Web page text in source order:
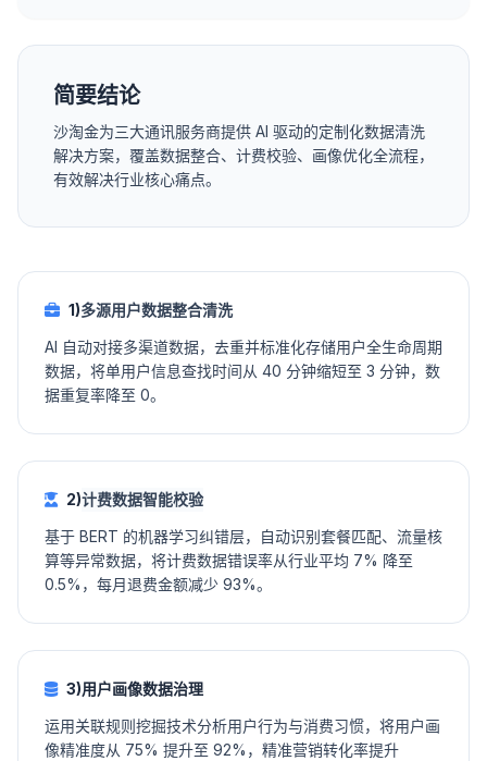
简要结论
沙淘金为三大通讯服务商提供 AI 驱动的定制化数据清洗
解决方案，覆盖数据整合、计费校验、画像优化全流程，
有效解决行业核心痛点。
1)多源用户数据整合清洗
AI 自动对接多渠道数据，去重并标准化存储用户全生命周期
数据，将单用户信息查找时间从 40 分钟缩短至 3 分钟，数
据重复率降至 0。
2)计费数据智能校验
基于 BERT 的机器学习纠错层，自动识别套餐匹配、流量核
算等异常数据，将计费数据错误率从行业平均 7% 降至
0.5%，每月退费金额减少 93%。
3)用户画像数据治理
运用关联规则挖掘技术分析用户行为与消费习惯，将用户画
像精准度从 75% 提升至 92%，精准营销转化率提升